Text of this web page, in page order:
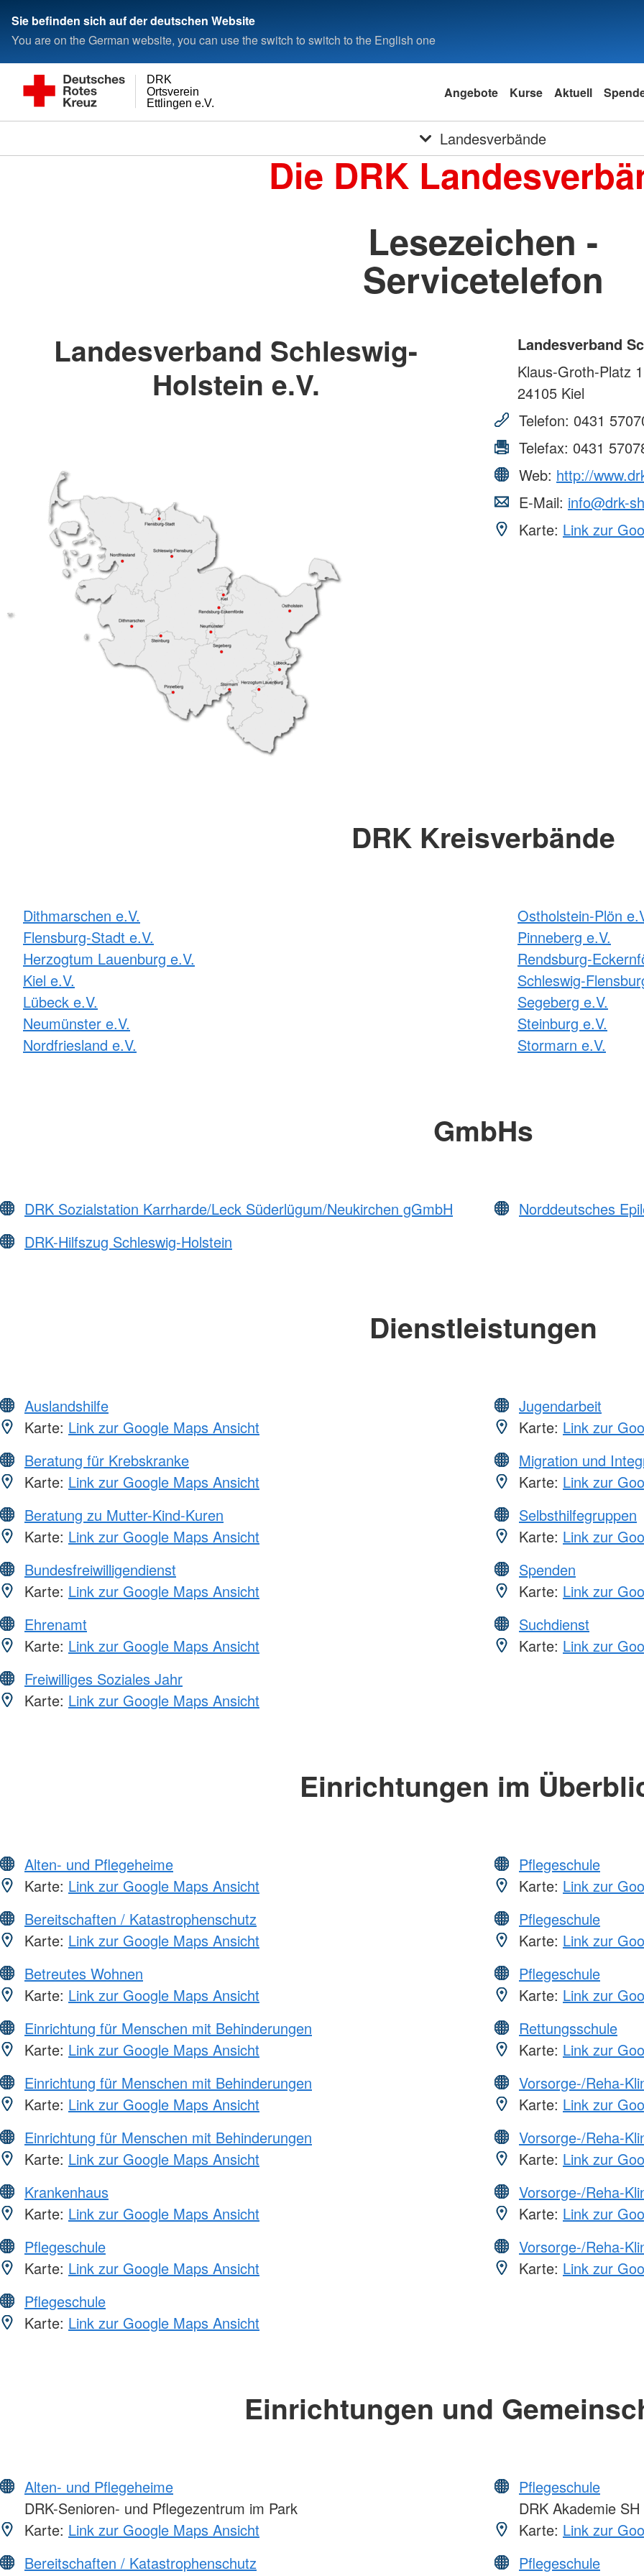
Sie befinden sich auf der deutschen Website
You are on the German website, you can use the switch to switch to the English one
Ettlingen e.V.
Ortsverein
DRK
Angebote Kurse Aktuell
Landesverbände
Die DRK
Lesezeichen -
Servicetelefon
Landesverband Schleswig-
Holstein e.V.
Landesverband
Klaus-Groth-Platz 1
24105 Kiel
Telefon: 0431
Telefax: 0431
Web: http://
E-Mail: info@drk-
Karte: Link zur
DRK Kreisverbände
Dithmarschen e.V.
Flensburg-Stadt e.V.
Herzogtum Lauenburg e.V.
Kiel e.V.
Lübeck e.V.
Neumünster e.V.
Nordfriesland e.V.
Ostholstein-Plön
Pinneberg e.V.
Rendsburg-
Schleswig-
Segeberg e.V.
Steinburg e.V.
Stormarn e.V.
GmbHs
DRK Sozialstation Karrharde/Leck Süderlügum/Neukirchen gGmbH
DRK-Hilfszug Schleswig-Holstein
Norddeutsches
Dienstleistungen
Auslandshilfe
Karte: Link zur Google Maps Ansicht
Beratung für Krebskranke
Karte: Link zur Google Maps Ansicht
Beratung zu Mutter-Kind-Kuren
Karte: Link zur Google Maps Ansicht
Bundesfreiwilligendienst
Karte: Link zur Google Maps Ansicht
Ehrenamt
Karte: Link zur Google Maps Ansicht
Freiwilliges Soziales Jahr
Karte: Link zur Google Maps Ansicht
Jugendarbeit
Karte: Link zur
Migration und
Karte: Link zur
Selbsthilfegruppen
Karte: Link zur
Spenden
Karte: Link zur
Suchdienst
Karte: Link zur
Einrichtungen im
Alten- und Pflegeheime
Karte: Link zur Google Maps Ansicht
Bereitschaften / Katastrophenschutz
Karte: Link zur Google Maps Ansicht
Betreutes Wohnen
Karte: Link zur Google Maps Ansicht
Einrichtung für Menschen mit Behinderungen
Karte: Link zur Google Maps Ansicht
Einrichtung für Menschen mit Behinderungen
Karte: Link zur Google Maps Ansicht
Einrichtung für Menschen mit Behinderungen
Karte: Link zur Google Maps Ansicht
Krankenhaus
Karte: Link zur Google Maps Ansicht
Pflegeschule
Karte: Link zur Google Maps Ansicht
Pflegeschule
Karte: Link zur Google Maps Ansicht
Pflegeschule
Karte: Link zur
Pflegeschule
Karte: Link zur
Pflegeschule
Karte: Link zur
Rettungsschule
Karte: Link zur
Vorsorge-/Reha-
Karte: Link zur
Vorsorge-/Reha-
Karte: Link zur
Vorsorge-/Reha-
Karte: Link zur
Vorsorge-/Reha-
Karte: Link zur
Einrichtungen und
Alten- und Pflegeheime
DRK-Senioren- und Pflegezentrum im Park
Karte: Link zur Google Maps Ansicht
Bereitschaften / Katastrophenschutz
Pflegeschule
DRK Akademie SH
Karte: Link zur
Pflegeschule